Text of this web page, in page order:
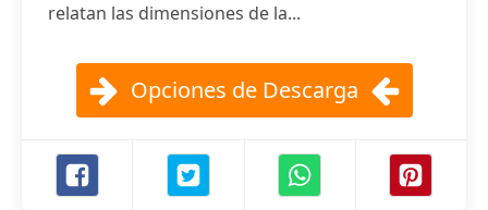
relatan las dimensiones de la...
Opciones de Descarga